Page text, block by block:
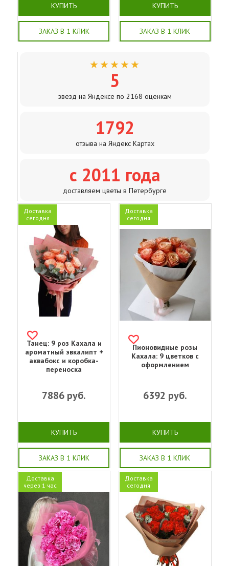
КУПИТЬ
ЗАКАЗ В 1 КЛИК
КУПИТЬ
ЗАКАЗ В 1 КЛИК
★★★★★
5
звезд на Яндексе по 2168 оценкам
1792
отзыва на Яндекс Картах
с 2011 года
доставляем цветы в Петербурге
Доставка
сегодня
Танец: 9 роз Кахала и
ароматный эвкалипт +
аквабокс и коробка-
переноска
7886 руб.
КУПИТЬ
ЗАКАЗ В 1 КЛИК
Доставка
сегодня
Пионовидные розы
Кахала: 9 цветков с
оформлением
6392 руб.
КУПИТЬ
ЗАКАЗ В 1 КЛИК
Доставка
через 1 час
Доставка
сегодня